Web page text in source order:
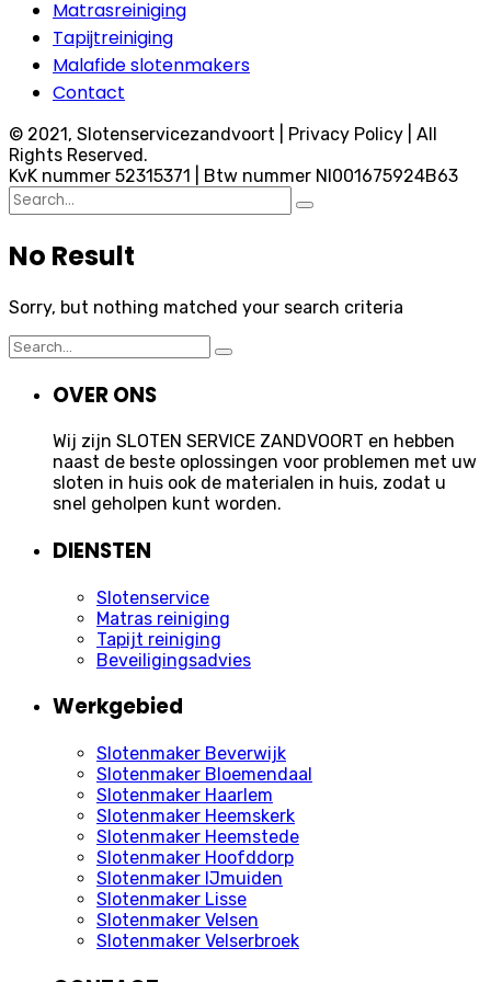
Matrasreiniging
Tapijtreiniging
Malafide slotenmakers
Contact
© 2021, Slotenservicezandvoort | Privacy Policy | All
Rights Reserved.
KvK nummer 52315371 | Btw nummer Nl001675924B63
Search
for:
No Result
Sorry, but nothing matched your search criteria
Search
for:
OVER ONS
Wij zijn SLOTEN SERVICE ZANDVOORT en hebben
naast de beste oplossingen voor problemen met uw
sloten in huis ook de materialen in huis, zodat u
snel geholpen kunt worden.
DIENSTEN
Slotenservice
Matras reiniging
Tapijt reiniging
Beveiligingsadvies
Werkgebied
Slotenmaker Beverwijk
Slotenmaker Bloemendaal
Slotenmaker Haarlem
Slotenmaker Heemskerk
Slotenmaker Heemstede
Slotenmaker Hoofddorp
Slotenmaker IJmuiden
Slotenmaker Lisse
Slotenmaker Velsen
Slotenmaker Velserbroek